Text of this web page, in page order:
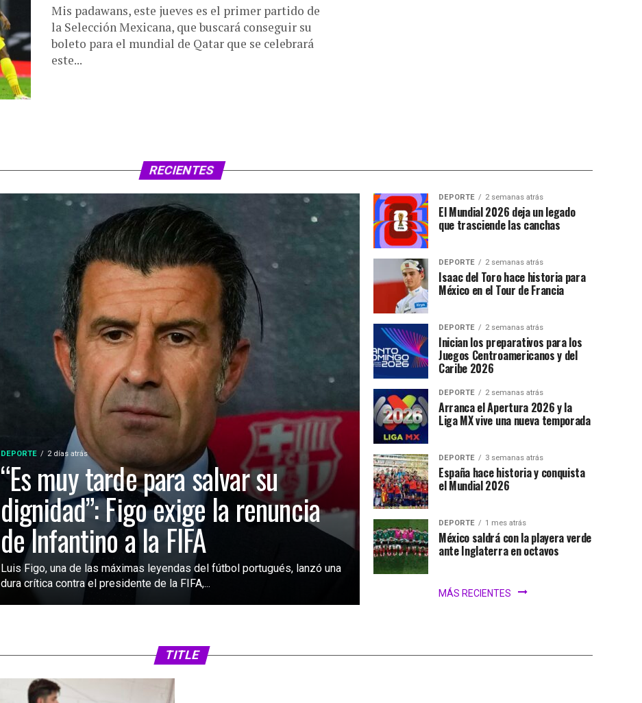
Mis padawans, este jueves es el primer partido de
la Selección Mexicana, que buscará conseguir su
boleto para el mundial de Qatar que se celebrará
este...
RECIENTES
DEPORTE 2 días atrás
“Es muy tarde para salvar su
dignidad”: Figo exige la renuncia
de Infantino a la FIFA
Luis Figo, una de las máximas leyendas del fútbol portugués, lanzó una
dura crítica contra el presidente de la FIFA,...
DEPORTE 2 semanas atrás
El Mundial 2026 deja un legado
que trasciende las canchas
DEPORTE 2 semanas atrás
Isaac del Toro hace historia para
México en el Tour de Francia
DEPORTE 2 semanas atrás
Inician los preparativos para los
Juegos Centroamericanos y del
Caribe 2026
DEPORTE 2 semanas atrás
Arranca el Apertura 2026 y la
Liga MX vive una nueva temporada
DEPORTE 3 semanas atrás
España hace historia y conquista
el Mundial 2026
DEPORTE 1 mes atrás
México saldrá con la playera verde
ante Inglaterra en octavos
MÁS RECIENTES
TITLE2030 a 64 selecciones